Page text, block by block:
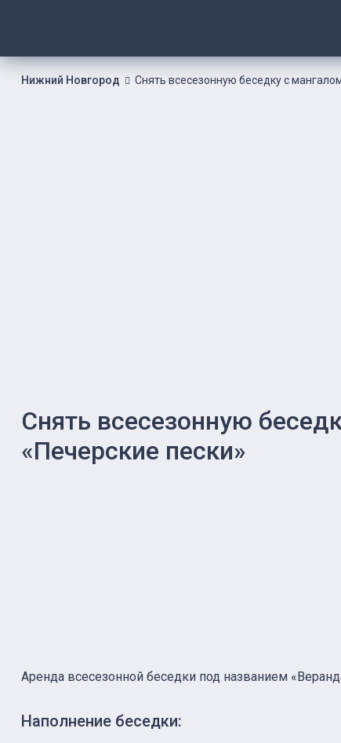
Нижний Новгород Снять всесезонную беседку с
Снять всесезонную
«Печерские пески»
Аренда всесезонной беседки под названием
Наполнение беседки: